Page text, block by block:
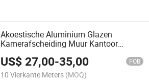
Akoestische Aluminium Glazen
Kamerafscheiding Muur Kantoor
Geluidsisolerende Glazen Afscheiding
US$27,00-35,00 FOB
10 Vierkante Meters (MOQ)